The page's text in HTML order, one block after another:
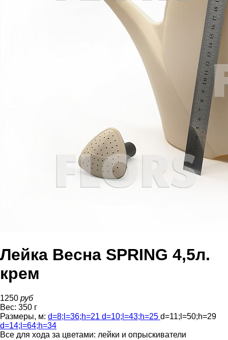
Лейка Весна SPRING 4,5л.
крем
1250 руб
Вес: 350 г
Размеры, м: d=8; l=36;h=21 d=10; l=43;h=25 d=11; l=50;h=29
d=14; l=64;h=34
Все для хода за цветами: лейки и опрыскиватели